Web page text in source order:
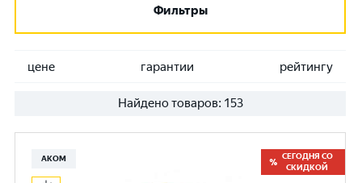
Фильтры
цене гарантии рейтингу
Найдено товаров: 153
АКОМ
СЕГОДНЯ СО
СКИДКОЙ